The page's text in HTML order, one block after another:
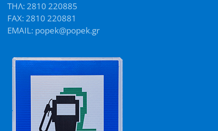
ΤΗΛ: 2810 220885
FAX: 2810 220881
EMAIL: popek@popek.gr